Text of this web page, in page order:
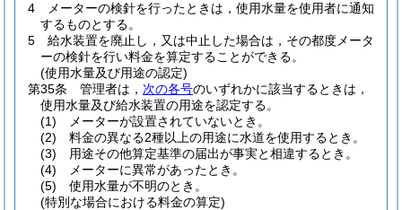
4
メーターの検針を行ったときは，使用水量を使用者に通知
するものとする。
5
給水装置を廃止し，又は中止した場合は，その都度メータ
ーの検針を行い料金を算定することができる。
(使用水量及び用途の認定)
第35条
管理者は， 次の各号のいずれかに該当するときは，
使用水量及び給水装置の用途を認定する。
(1)
メーターが設置されていないとき。
(2)
料金の異なる2種以上の用途に水道を使用するとき。
(3)
用途その他算定基準の届出が事実と相違するとき。
(4)
メーターに異常があったとき。
(5)
使用水量が不明のとき。
(特別な場合における料金の算定)